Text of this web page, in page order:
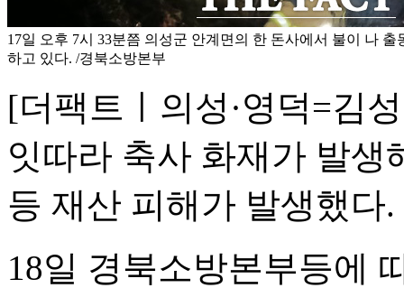
17일 오후 7시 33분쯤 의성군 안계면의 한 돈사에서 불이 나
하고 있다. /경북소방본부
[더팩트ㅣ의성·영덕=김
잇따라 축사 화재가 발생
등 재산 피해가 발생했다
18일 경북소방본부등에